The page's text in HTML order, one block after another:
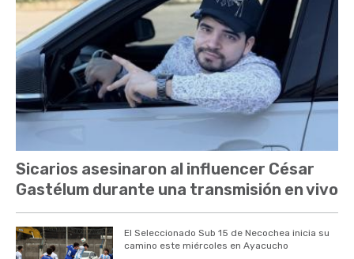
Sicarios asesinaron al influencer César
Gastélum durante una transmisión en vivo
El Seleccionado Sub 15 de Necochea inicia su
camino este miércoles en Ayacucho